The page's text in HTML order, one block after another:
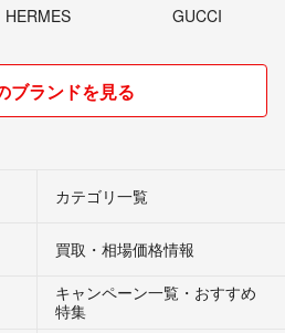
ます。
。
切れていなければ、再度ご連絡させて
HERMES GUCCI
ブランドを見る
カテゴリ一覧
買取・相場価格情報
キャンペーン一覧・おすすめ
特集